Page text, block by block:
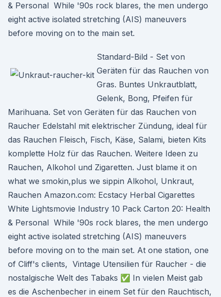
& Personal While '90s rock blares, the men undergo
eight active isolated stretching (AIS) maneuvers
before moving on to the main set.
Standard-Bild - Set von
Geräten für das Rauchen von
Gras. Buntes Unkrautblatt,
Gelenk, Bong, Pfeifen für
Marihuana. Set von Geräten für das Rauchen von
Raucher Edelstahl mit elektrischer Zündung, ideal für
das Rauchen Fleisch, Fisch, Käse, Salami, bieten Kits
komplette Holz für das Rauchen. Weitere Ideen zu
Rauchen, Alkohol und Zigaretten. Just blame it on
what we smokin,plus we sippin Alkohol, Unkraut,
Rauchen Amazon.com: Ecstacy Herbal Cigarettes
White Lightsmovie Industry 10 Pack Carton 20: Health
& Personal While '90s rock blares, the men undergo
eight active isolated stretching (AIS) maneuvers
before moving on to the main set. At one station, one
of Cliff's clients, Vintage Utensilien für Raucher - die
nostalgische Welt des Tabaks ✅ In vielen Meist gab
es die Aschenbecher in einem Set für den Rauchtisch,